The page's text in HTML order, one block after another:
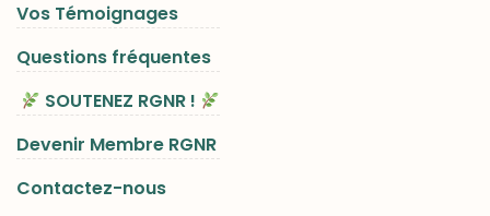
Vos Témoignages
Questions fréquentes
SOUTENEZ RGNR !
Devenir Membre RGNR
Contactez-nous